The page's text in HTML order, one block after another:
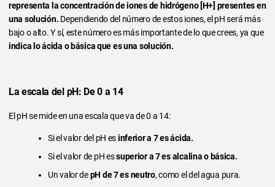
representa la concentración de iones de hidrógeno [H+] presentes en
una solución. Dependiendo del número de estos iones, el pH será más
bajo o alto. Y sí, este número es más importante de lo que crees, ya que
indica lo ácida o básica que es una solución.
La escala del pH: De 0 a 14
El pH se mide en una escala que va de 0 a 14:
Si el valor del pH esinferior a 7 es ácida.
Si el valor de pH essuperior a 7 es alcalina o básica.
Un valor depH de 7 es neutro, como el del agua pura.